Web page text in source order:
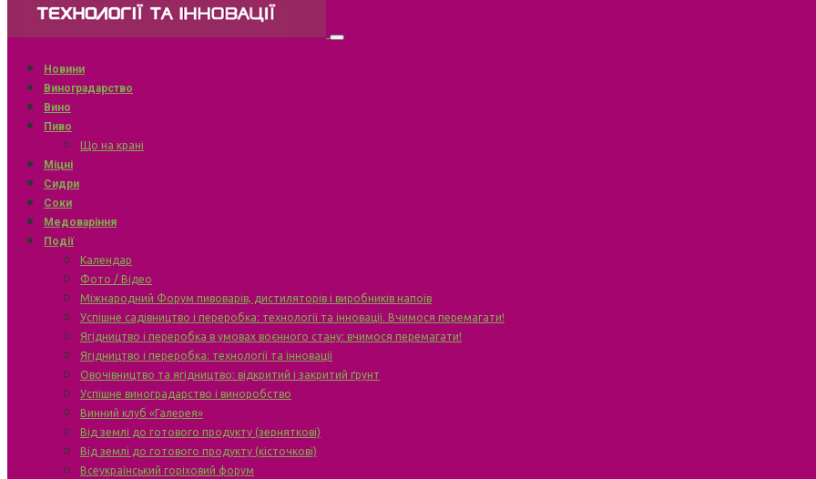
Новини
Виноградарство
Вино
Пиво
Що на крані
Міцні
Сидри
Соки
Медоваріння
Події
Календар
Фото / Відео
Міжнародний Форум пивоварів, дистиляторів і виробників напоїв
Успішне садівництво і переробка: технології та інновації. Вчимося перемагати!
Ягідництво і переробка в умовах воєнного стану: вчимося перемагати!
Ягідництво і переробка: технології та інновації
Овочівництво та ягідництво: відкритий і закритий ґрунт
Успішне виноградарство і виноробство
Винний клуб «Галерея»
Від землі до готового продукту (зерняткові)
Від землі до готового продукту (кісточкові)
Всеукраїнський горіховий форум